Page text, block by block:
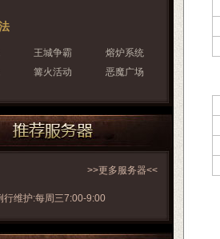
王城争霸
熔炉系统
篝火活动 恶魔广场
>>更多服务器<<
行维护:每周三7:00-9:00